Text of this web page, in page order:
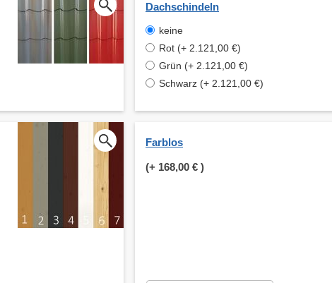
Dachschindeln
keine
Rot (+ 2.121,00 €)
Grün (+ 2.121,00 €)
Schwarz (+ 2.121,00 €)
Farblos
(+ 168,00 € )